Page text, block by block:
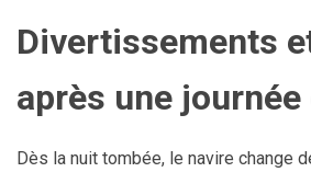
Divertissements
après une journée
Dès la nuit tombée, le navire change